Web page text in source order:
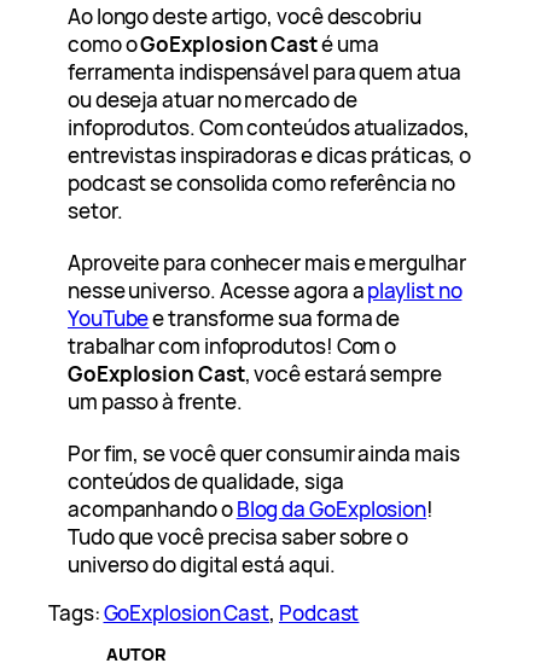
Ao longo deste artigo, você descobriu
como oGoExplosion Casté uma
ferramenta indispensável para quem atua
ou deseja atuar no mercado de
infoprodutos. Com conteúdos atualizados,
entrevistas inspiradoras e dicas práticas, o
podcast se consolida como referência no
setor.
Aproveite para conhecer mais e mergulhar
nesse universo. Acesse agora aplaylist no
YouTubee transforme sua forma de
trabalhar com infoprodutos! Com o
GoExplosion Cast, você estará sempre
um passo à frente.
Por fim, se você quer consumir ainda mais
conteúdos de qualidade, siga
acompanhando oBlog da GoExplosion!
Tudo que você precisa saber sobre o
universo do digital está aqui.
Tags:GoExplosion Cast, Podcast
AUTOR